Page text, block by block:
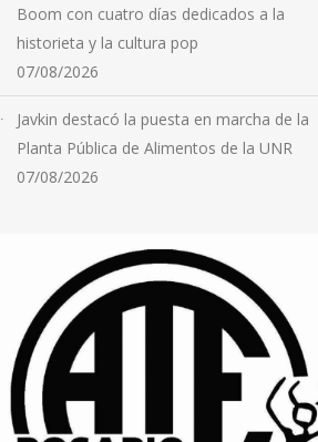
Boom con cuatro días dedicados a la
historieta y la cultura pop
07/08/2026
Javkin destacó la puesta en marcha de la
Planta Pública de Alimentos de la UNR
07/08/2026